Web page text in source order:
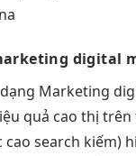
digital
Marketing
quả cao thị trên
cao search kiếm)